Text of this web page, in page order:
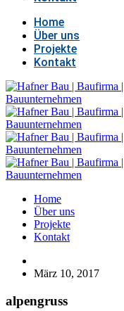
Home
Über uns
Projekte
Kontakt
Home
Über uns
Projekte
Kontakt
März 10, 2017
alpengruss